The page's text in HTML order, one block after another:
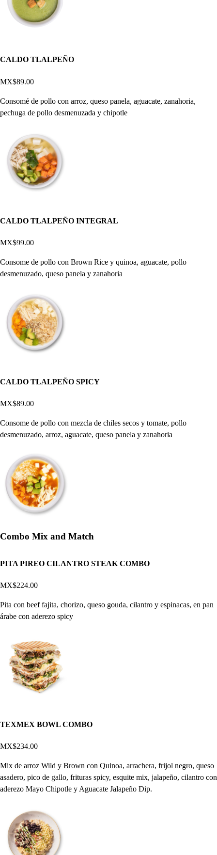
CALDO TLALPEÑO
MX$89.00
Consomé de pollo con arroz, queso panela, aguacate, zanahoria,
pechuga de pollo desmenuzada y chipotle
CALDO TLALPEÑO INTEGRAL
MX$99.00
Consome de pollo con Brown Rice y quinoa, aguacate, pollo
desmenuzado, queso panela y zanahoria
CALDO TLALPEÑO SPICY
MX$89.00
Consome de pollo con mezcla de chiles secos y tomate, pollo
desmenuzado, arroz, aguacate, queso panela y zanahoria
Combo Mix and Match
PITA PIREO CILANTRO STEAK COMBO
MX$224.00
Pita con beef fajita, chorizo, queso gouda, cilantro y espinacas, en pan
árabe con aderezo spicy
TEXMEX BOWL COMBO
MX$234.00
Mix de arroz Wild y Brown con Quinoa, arrachera, frijol negro, queso
asadero, pico de gallo, frituras spicy, esquite mix, jalapeño, cilantro con
aderezo Mayo Chipotle y Aguacate Jalapeño Dip.